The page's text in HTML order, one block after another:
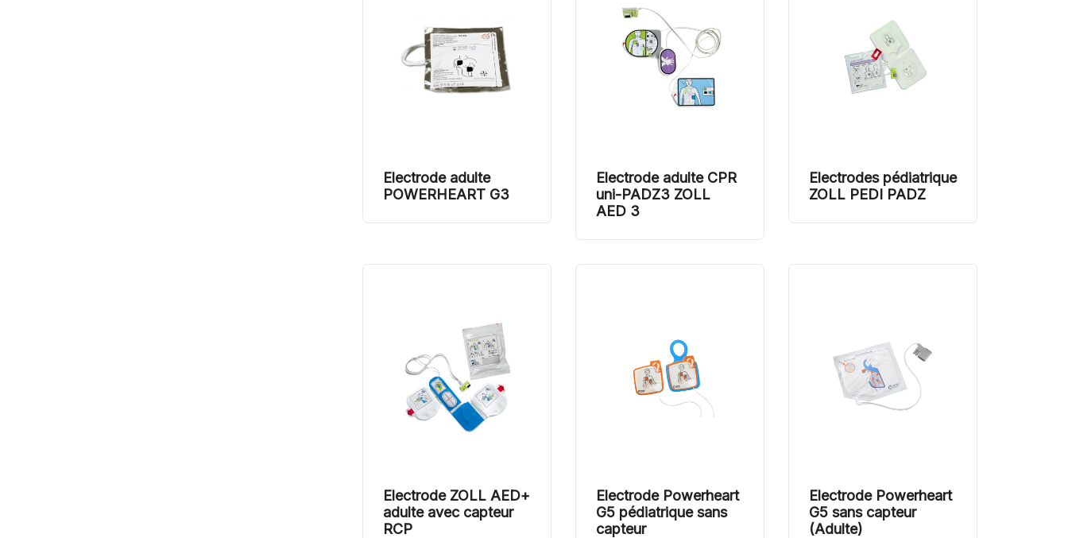
Electrode adulte
POWERHEART G3
Electrode adulte CPR
uni-PADZ3 ZOLL
AED 3
Electrodes pédiatrique
ZOLL PEDI PADZ
Electrode ZOLL AED+
adulte avec capteur
RCP
Electrode Powerheart
G5 pédiatrique sans
capteur
Electrode Powerheart
G5 sans capteur
(Adulte)